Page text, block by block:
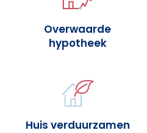
Overwaarde
hypotheek
Huis verduurzamen